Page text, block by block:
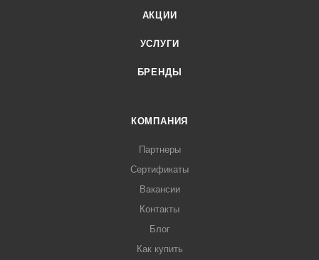
АКЦИИ
УСЛУГИ
БРЕНДЫ
КОМПАНИЯ
Партнеры
Сертификаты
Вакансии
Контакты
Блог
Как купить